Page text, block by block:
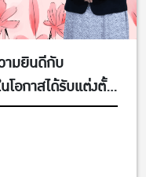
ามยินดีกับ
อกาสได้รับแต่งตั้ง
ฐศาสตร์ประยุกต์